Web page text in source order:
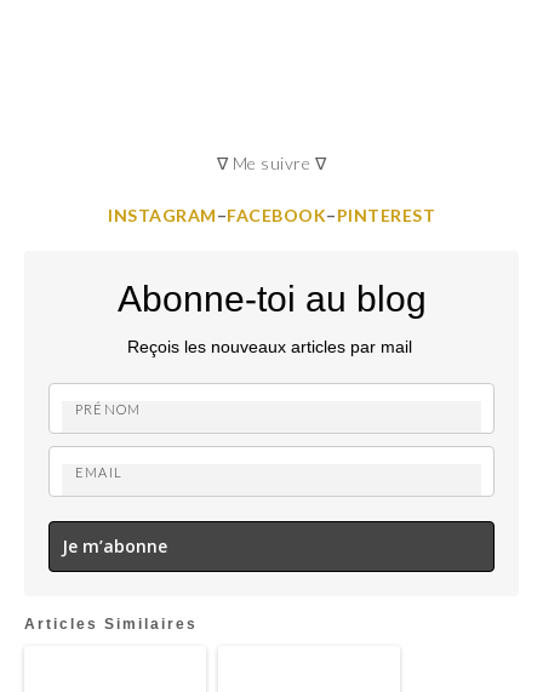
∇ Me suivre ∇
INSTAGRAM–FACEBOOK–PINTEREST
Abonne-toi au blog
Reçois les nouveaux articles par mail
Je m’abonne
Articles Similaires